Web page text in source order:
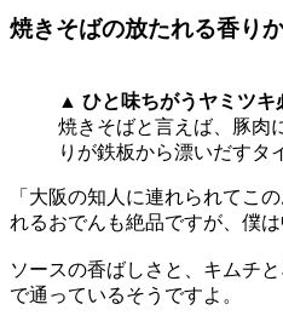
焼きそばの放たれる香り
▲ ひと味ちがうヤミツキ
焼きそばと言えば、豚肉
りが鉄板から漂いだすタ
「大阪の知人に連れられてこ
れるおでんも絶品ですが、僕
ソースの香ばしさと、キムチ
で通っているそうですよ。